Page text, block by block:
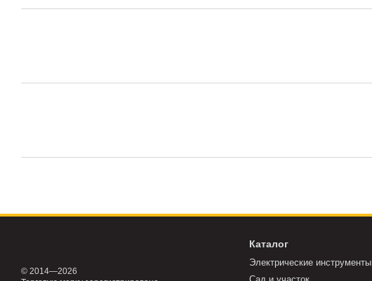
© 2014—2026
Каталог
Электрические инструменты